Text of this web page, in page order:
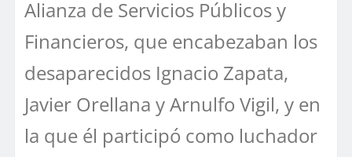
Alianza de Servicios Públicos y
Financieros, que encabezaban los
desaparecidos Ignacio Zapata,
Javier Orellana y Arnulfo Vigil, y en
la que él participó como luchador